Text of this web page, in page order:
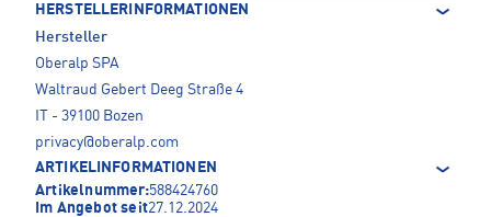
HERSTELLERINFORMATIONEN
Hersteller
Oberalp SPA
Waltraud Gebert Deeg Straße 4
IT - 39100 Bozen
privacy@oberalp.com
ARTIKELINFORMATIONEN
Artikelnummer:588424760
Im Angebot seit27.12.2024